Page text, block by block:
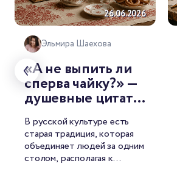
26.06.2026
Эльмира Шаехова
«А не выпить ли
сперва чайку?» —
душевные цитаты
о чае от
знаменитых
русских
писателей
В русской культуре есть
старая традиция, которая
объединяет людей за одним
столом, располагая к